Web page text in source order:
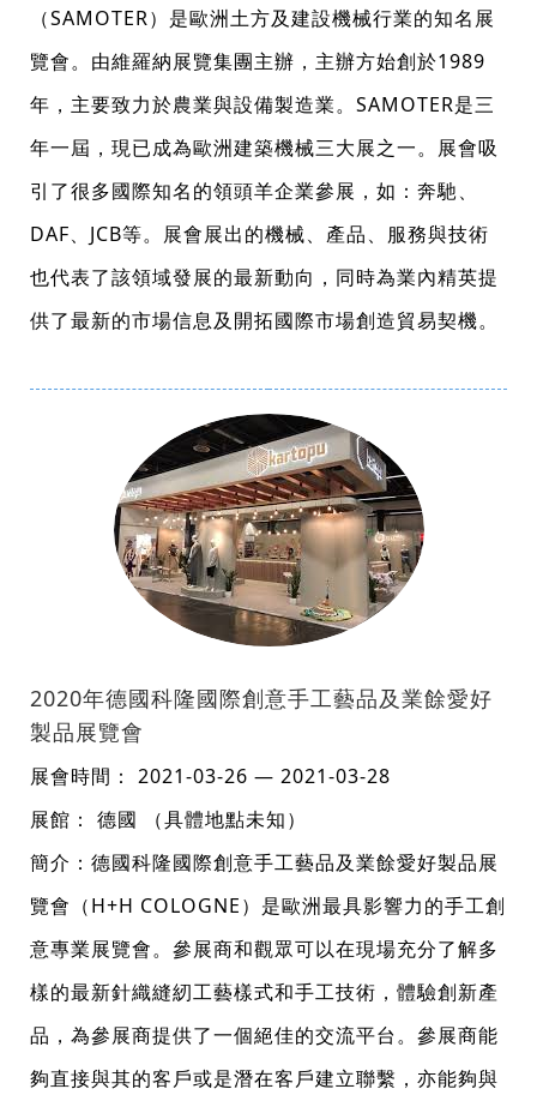
（SAMOTER）是歐洲土方及建設機械行業的知名展
覽會。由維羅納展覽集團主辦，主辦方始創於1989
年，主要致力於農業與設備製造業。SAMOTER是三
年一屆，現已成為歐洲建築機械三大展之一。展會吸
引了很多國際知名的領頭羊企業參展，如：奔馳、
DAF、JCB等。展會展出的機械、產品、服務與技術
也代表了該領域發展的最新動向，同時為業內精英提
供了最新的市場信息及開拓國際市場創造貿易契機。
2020年德國科隆國際創意手工藝品及業餘愛好
製品展覽會
展會時間： 2021-03-26 — 2021-03-28
展館： 德國 （具體地點未知）
簡介：德國科隆國際創意手工藝品及業餘愛好製品展
覽會（H+H COLOGNE）是歐洲最具影響力的手工創
意專業展覽會。參展商和觀眾可以在現場充分了解多
樣的最新針織縫紉工藝樣式和手工技術，體驗創新產
品，為參展商提供了一個絕佳的交流平台。參展商能
夠直接與其的客戶或是潛在客戶建立聯繫，亦能夠與